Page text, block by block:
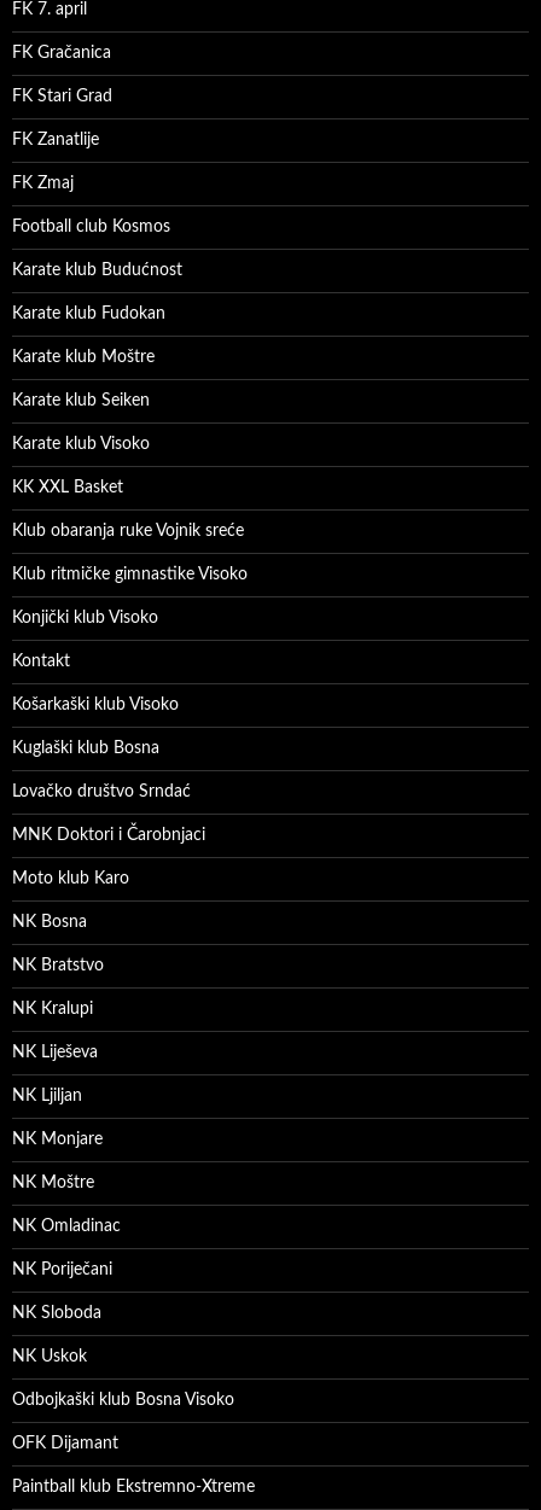
FK 7. april
FK Gračanica
FK Stari Grad
FK Zanatlije
FK Zmaj
Football club Kosmos
Karate klub Budućnost
Karate klub Fudokan
Karate klub Moštre
Karate klub Seiken
Karate klub Visoko
KK XXL Basket
Klub obaranja ruke Vojnik sreće
Klub ritmičke gimnastike Visoko
Konjički klub Visoko
Kontakt
Košarkaški klub Visoko
Kuglaški klub Bosna
Lovačko društvo Srndać
MNK Doktori i Čarobnjaci
Moto klub Karo
NK Bosna
NK Bratstvo
NK Kralupi
NK Liješeva
NK Ljiljan
NK Monjare
NK Moštre
NK Omladinac
NK Poriječani
NK Sloboda
NK Uskok
Odbojkaški klub Bosna Visoko
OFK Dijamant
Paintball klub Ekstremno-Xtreme